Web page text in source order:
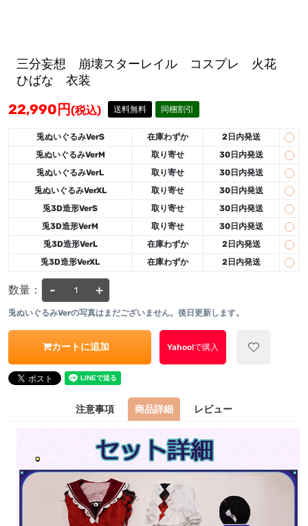
三分妄想 崩壊スターレイル コスプレ 火花
ひばな 衣装
22,990 円(税込) 送料無料 同梱割引
兎ぬいぐるみVerS 在庫わずか
2日内発送
兎ぬいぐるみVerM
取り寄せ
30日内発送
兎ぬいぐるみVerL
取り寄せ
30日内発送
兎ぬいぐるみVerXL
取り寄せ
30日内発送
兎3D造形VerS
取り寄せ
30日内発送
兎3D造形VerM
取り寄せ
30日内発送
兎3D造形VerL
在庫わずか
2日内発送
兎3D造形VerXL
在庫わずか 2日内発送
数量： - +
兎ぬいぐるみVerの写真はまだございません。後日更新します。
カートに追加 Yahoo!で購入
注意事項 商品詳細 レビュー